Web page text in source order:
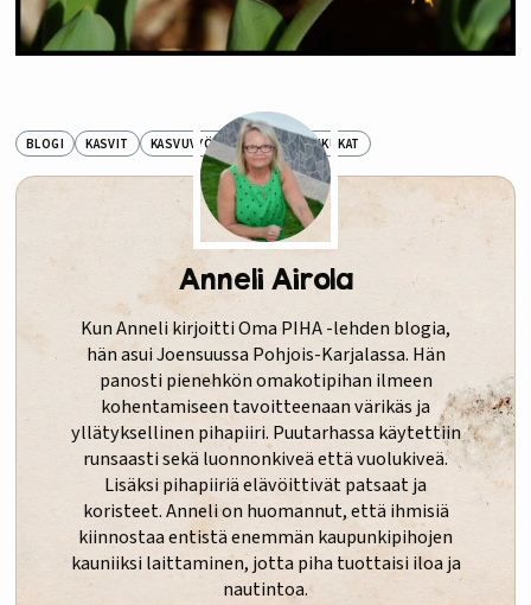
BLOGI KASVIT KASVUVYÖHYKE III SIPULIKUKAT
Anneli Airola
Kun Anneli kirjoitti Oma PIHA -lehden blogia,
hän asui Joensuussa Pohjois-Karjalassa. Hän
panosti pienehkön omakotipihan ilmeen
kohentamiseen tavoitteenaan värikäs ja
yllätyksellinen pihapiiri. Puutarhassa käytettiin
runsaasti sekä luonnonkiveä että vuolukiveä.
Lisäksi pihapiiriä elävöittivät patsaat ja
koristeet. Anneli on huomannut, että ihmisiä
kiinnostaa entistä enemmän kaupunkipihojen
kauniiksi laittaminen, jotta piha tuottaisi iloa ja
nautintoa.